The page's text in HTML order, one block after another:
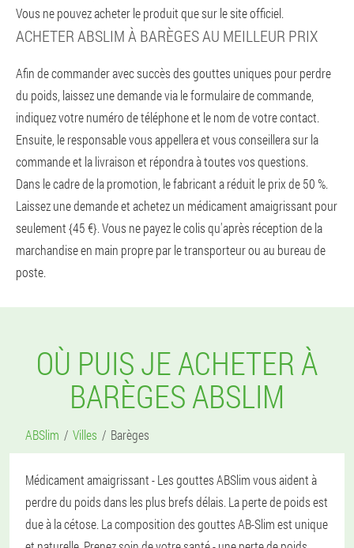
Vous ne pouvez acheter le produit que sur le site officiel.
ACHETER ABSLIM À BARÈGES AU MEILLEUR PRIX
Afin de commander avec succès des gouttes uniques pour perdre
du poids, laissez une demande via le formulaire de commande,
indiquez votre numéro de téléphone et le nom de votre contact.
Ensuite, le responsable vous appellera et vous conseillera sur la
commande et la livraison et répondra à toutes vos questions.
Dans le cadre de la promotion, le fabricant a réduit le prix de 50 %.
Laissez une demande et achetez un médicament amaigrissant pour
seulement {45 €}. Vous ne payez le colis qu'après réception de la
marchandise en main propre par le transporteur ou au bureau de
poste.
OÙ PUIS JE ACHETER À
BARÈGES ABSLIM
ABSlim Villes Barèges
Médicament amaigrissant - Les gouttes ABSlim vous aident à
perdre du poids dans les plus brefs délais. La perte de poids est
due à la cétose. La composition des gouttes AB-Slim est unique